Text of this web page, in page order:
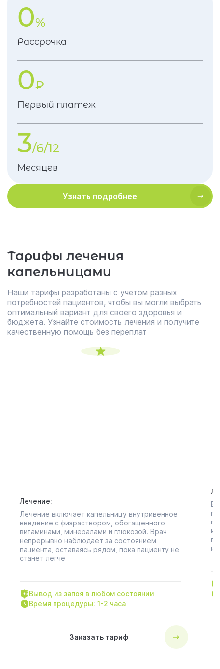
0%
Рассрочка
0₽
Первый платеж
3/6/12
Месяцев
Узнать подробнее
Тарифы лечения
капельницами
Наши тарифы разработаны с учетом разных
потребностей пациентов, чтобы вы могли выбрать
оптимальный вариант для своего здоровья и
бюджета. Узнайте стоимость лечения и получите
качественную помощь без переплат
Лечение:
Лечение включает капельницу внутривенное
введение с физраствором, обогащенного
витаминами, минералами и глюкозой. Врач
непрерывно наблюдает за состоянием
пациента, оставаясь рядом, пока пациенту не
станет легче
Вывод из запоя в любом состоянии
Время процедуры: 1-2 часа
Заказать тариф
В